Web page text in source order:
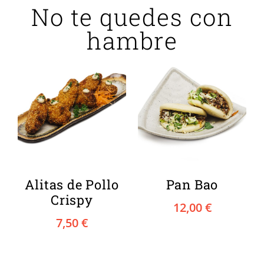
No te quedes con
hambre
Alitas de Pollo
Crispy
7,50€
Pan Bao
12,00€